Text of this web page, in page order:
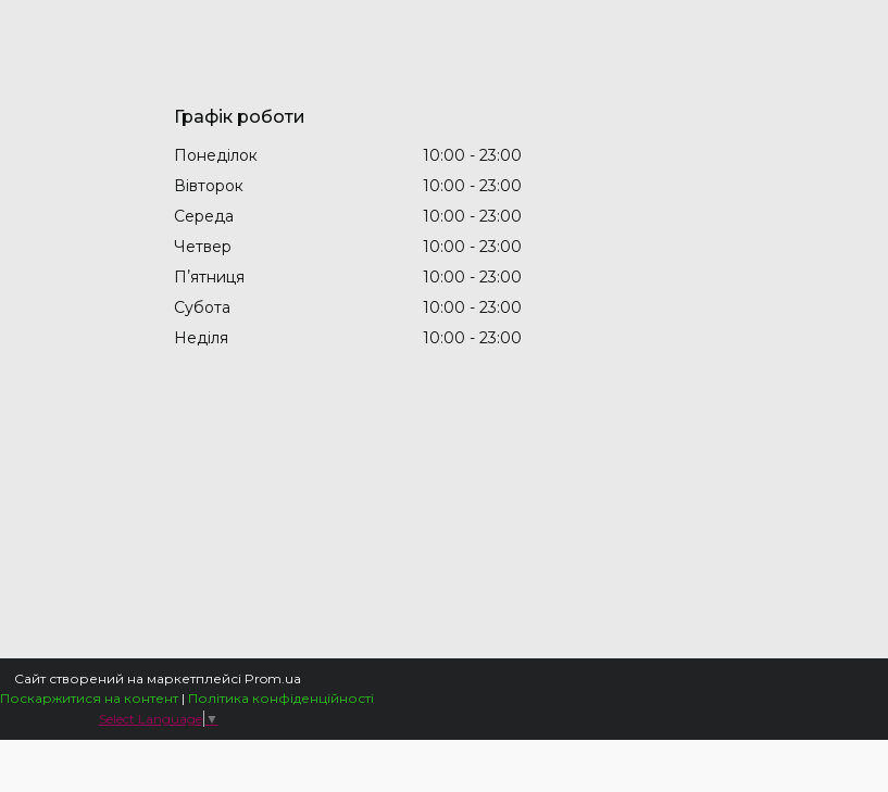
Графік роботи
Понеділок 10:00
23:00
Вівторок
10:00
23:00
Середа
10:00
23:00
Четвер
10:00
23:00
Пʼятниця
10:00
23:00
Субота
10:00
23:00
Неділя
10:00 23:00
Сайт створений на маркетплейсі Prom.ua
Поскаржитися на контент | Політика конфіденційності
Select Language ▼